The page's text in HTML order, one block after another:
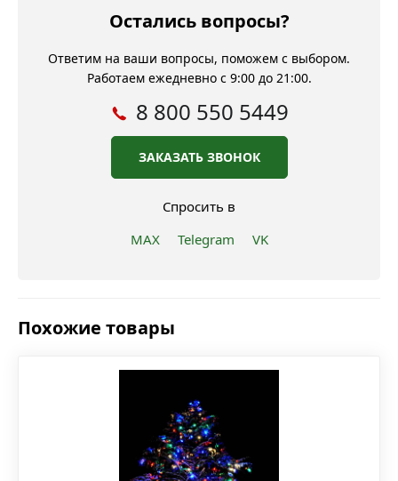
Остались вопросы?
Ответим на ваши вопросы, поможем с выбором.
Работаем ежедневно с 9:00 до 21:00.
8 800 550 5449
ЗАКАЗАТЬ ЗВОНОК
Спросить в
MAX
Telegram VK
Похожие товары